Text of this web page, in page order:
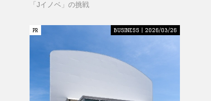
「Jイノベ」の挑戦
PR
PR BUSINESS | 2026/03/26